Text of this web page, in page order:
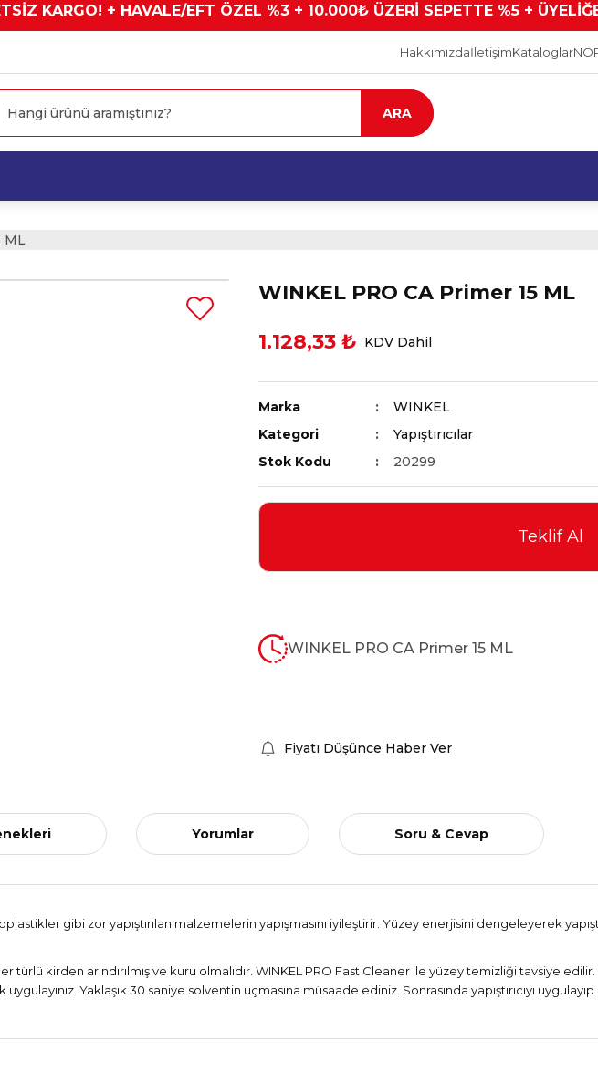
KARGO! + HAVALE/EFT ÖZEL %3 + 10.000₺ ÜZERİ SEPETTE %5 +
HakkımızdaİletişimKataloglar
ARA
ML
WINKEL PRO CA Primer 15 ML
1.128,33 ₺ KDV Dahil
Marka
WINKEL
Kategori
Yapıştırıcılar
Stok Kodu
20299
Teklif Al
WINKEL PRO CA Primer 15 ML
Fiyatı Düşünce Haber Ver
Yorumlar Soru & Cevap
gibi zor yapıştırılan malzemelerin yapışmasını iyileştirir. Yüzey enerjisini dengeleyerek
türlü kirden arındırılmış ve kuru olmalıdır. WINKEL PRO Fast Cleaner ile yüzey temizliği tavsiye
Yaklaşık 30 saniye solventin uçmasına müsaade ediniz. Sonrasında yapıştırıcıyı